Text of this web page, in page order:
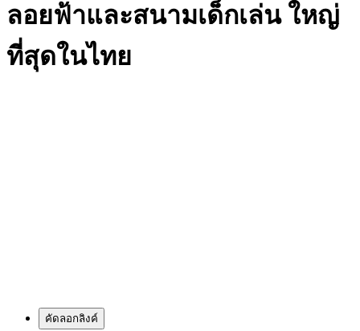
ลอยฟ้าและสนามเด็กเล่น ใหญ่
ที่สุดในไทย
คัดลอกลิงค์